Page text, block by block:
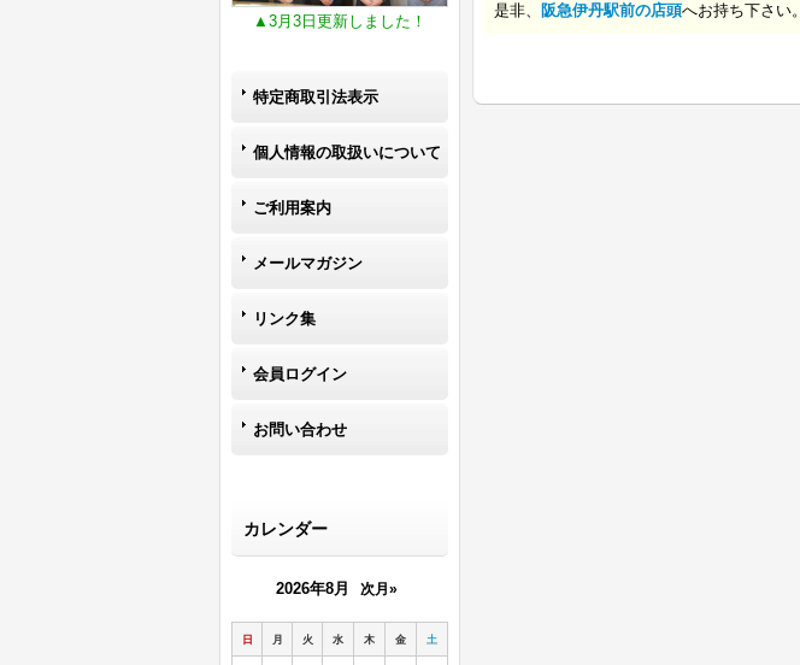
▲3月3日更新しました！
特定商取引法表示
個人情報の取扱いについて
ご利用案内
メールマガジン
リンク集
会員ログイン
お問い合わせ
カレンダー
2026年8月 次月»
日 月 火 水 木 金 土
是非、 阪急伊丹駅前の店頭へお持ち下さい。